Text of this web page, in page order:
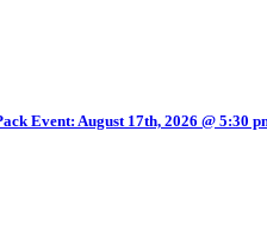
Event: August 17th, 2026 @ 5:30